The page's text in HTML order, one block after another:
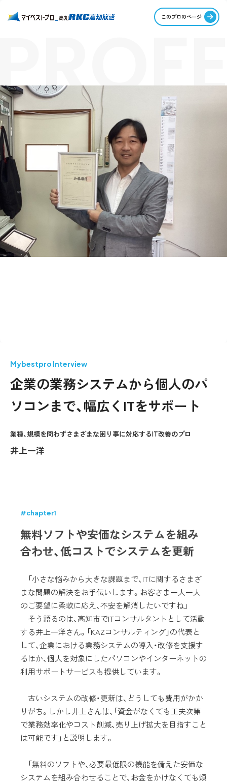
このプロのページ
Mybestpro Interview
企業の業務システムから個人のパ
ソコンまで、幅広くITをサポート
業種、規模を問わずさまざまな困り事に対応するIT改善のプロ
井上一洋
#chapter1
無料ソフトや安価なシステムを組み
合わせ、低コストでシステムを更新
「小さな悩みから大きな課題まで、ITに関するさまざ
まな問題の解決をお手伝いします。お客さま一人一人
のご要望に柔軟に応え、不安を解消したいですね」
そう語るのは、高知市でITコンサルタントとして活動
する井上一洋さん。「KAZコンサルティング」の代表と
して、企業における業務システムの導入・改修を支援す
るほか、個人を対象にしたパソコンやインターネットの
利用サポートサービスも提供しています。
古いシステムの改修・更新は、どうしても費用がかか
りがち。しかし井上さんは、「資金がなくても工夫次第
で業務効率化やコスト削減、売り上げ拡大を目指すこと
は可能です」と説明します。
「無料のソフトや、必要最低限の機能を備えた安価な
システムを組み合わせることで、お金をかけなくても煩